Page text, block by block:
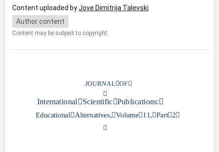
Content uploaded byJove Dimitrija Talevski
Author content
Content may be subject to copyright.
JOURNALOF

InternationalScientificPublications:
EducationalAlternatives,Volume11,Part2
